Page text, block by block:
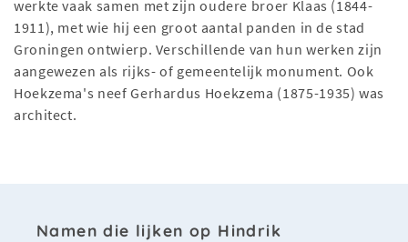
werkte vaak samen met zijn oudere broer Klaas (1844-
1911), met wie hij een groot aantal panden in de stad
Groningen ontwierp. Verschillende van hun werken zijn
aangewezen als rijks- of gemeentelijk monument. Ook
Hoekzema's neef Gerhardus Hoekzema (1875-1935) was
architect.
Namen die lijken op Hindrik